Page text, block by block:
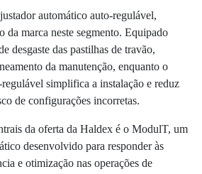
automático auto-regulável,
da marca neste segmento. Equipado
desgaste das pastilhas de travão,
da manutenção, enquanto o
simplifica a instalação e reduz
de configurações incorretas.
da oferta da Haldex é o ModulT, um
desenvolvido para responder às
e otimização nas operações de